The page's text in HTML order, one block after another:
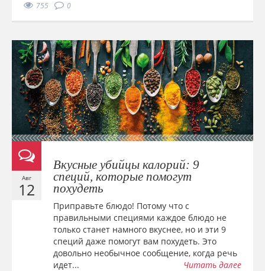
755 0
Авг
12
Вкусные убийцы калорий: 9
специй, которые помогут
похудеть
Приправьте блюдо! Потому что с
правильными специями каждое блюдо не
только станет намного вкуснее, но и эти 9
специй даже помогут вам похудеть. Это
довольно необычное сообщение, когда речь
идет...
Читать далее